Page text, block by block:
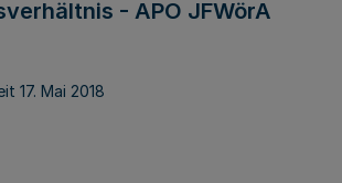
- APO JFWörA
17. Mai 2018